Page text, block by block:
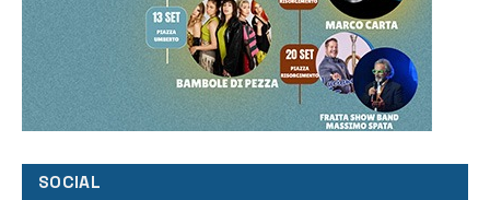
SOCIAL